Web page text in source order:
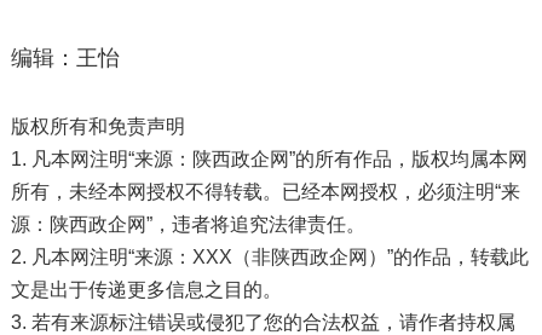
编辑：王怡
版权所有和免责声明
1. 凡本网注明“来源：陕西政企网”的所有作品，版权均属本网
所有，未经本网授权不得转载。已经本网授权，必须注明“来
源：陕西政企网”，违者将追究法律责任。
2. 凡本网注明“来源：XXX（非陕西政企网）”的作品，转载此
文是出于传递更多信息之目的。
3. 若有来源标注错误或侵犯了您的合法权益，请作者持权属